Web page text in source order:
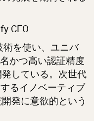
CEO
を使い、ユニバ
かつ高い認証精度
している。次世代
るイノベーティブ
発に意欲的という